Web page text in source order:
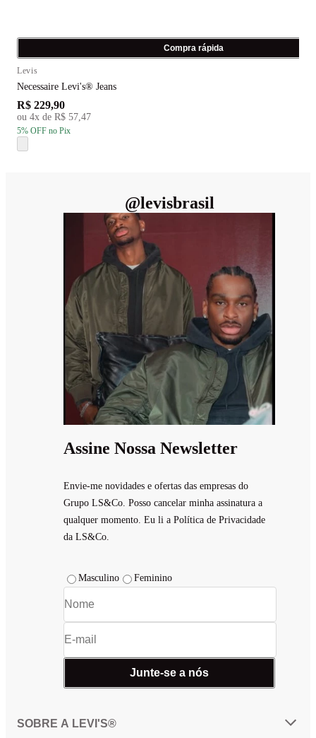
Compra rápida
Levis
Necessaire Levi's® Jeans
R$ 229,90
ou 4x de R$ 57,47
5% OFF no Pix
@levisbrasil
Assine Nossa Newsletter
Envie-me novidades e ofertas das empresas do
Grupo LS&Co. Posso cancelar minha assinatura a
qualquer momento. Eu li a Política de Privacidade
da LS&Co.
Masculino Feminino
Junte-se a nós
SOBRE A LEVI'S®